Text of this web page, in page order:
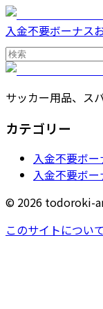
入金不要ボーナス
サッカー用品、ス
カテゴリー
入金不要ボ
入金不要ボ
© 2026 todoroki-
このサイトについて